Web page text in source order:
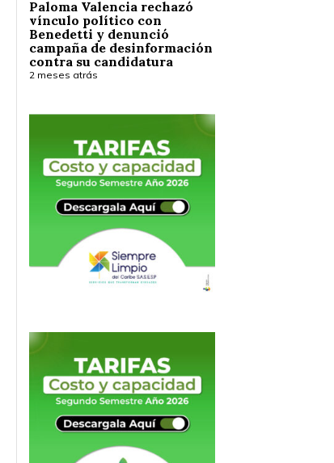
Paloma Valencia rechazó
vínculo político con
Benedetti y denunció
campaña de desinformación
contra su candidatura
2 meses atrás